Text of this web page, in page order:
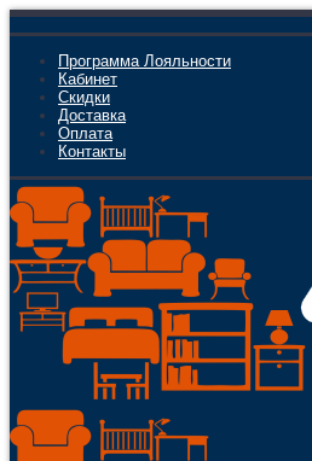
Программа Лояльности
Кабинет
Скидки
Доставка
Оплата
Контакты